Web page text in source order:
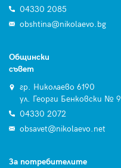
04330 2085
obshtina@nikolaevo.bg
Общински
съвет
гр. Николаево 6190
ул. Георги Бенковски № 9
04330 2072
obsavet@nikolaevo.net
За потребителите